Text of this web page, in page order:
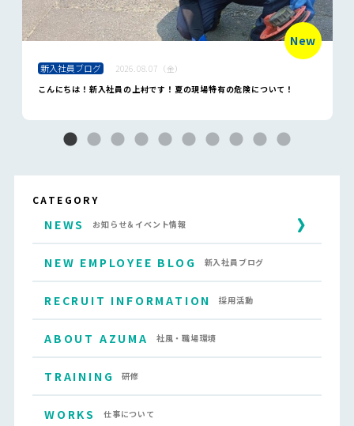
CATEGORY
NEWS お知らせ＆イベント情報
NEW EMPLOYEE BLOG 新入社員ブログ
RECRUIT INFORMATION 採用活動
ABOUT AZUMA 社風・職場環境
TRAINING 研修
WORKS 仕事について
New
新入社員ブログ
2026.08.07（金）
こんにちは！新入社員の上村です！夏の現場特有の危険について！